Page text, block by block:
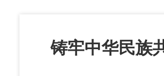
铸牢中华民族